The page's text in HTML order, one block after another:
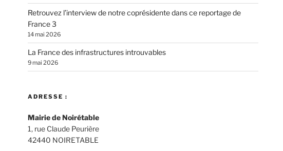
Retrouvez l’interview de notre coprésidente dans ce reportage de
France 3
14 mai 2026
La France des infrastructures introuvables
9 mai 2026
ADRESSE :
Mairie de Noirétable
1, rue Claude Peurière
42440 NOIRETABLE